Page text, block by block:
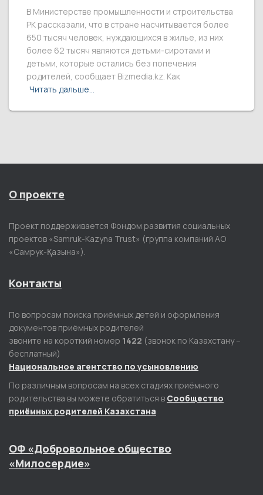
В Министерстве промышленности и строительства
РК рассказали, что в стране насчитывается более
650 тысяч человек, нуждающихся в жилье, из них
более 62 тысяч являются детьми-сиротами и
детьми, которые остались без попечения
родителей, сообщает Bizmedia.kz. Как
Читать дальше…
О проекте
Проект поддерживается Фондом развития социальных
проектов «Samruk-Kazyna Trust» (группа компаний АО
«Самрук-Қазына»).
Контакты
По вопросам поиска приёмных детей и оформления
документов приёмных родителей
звоните на короткий номер 1422 (звонок по Казахстану –
бесплатный)
Национальное агентство по усыновлению
По различным вопросам на всех стадиях приёмного
родительства вы можете обратиться в Сообщество
приёмных родителей Казахстана
ОФ «Добровольное общество
«Милосердие»